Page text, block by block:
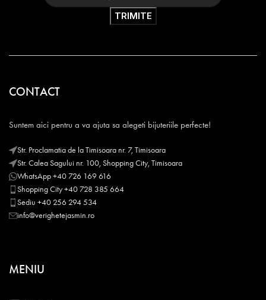
CONTACT
Suntem aici pentru a va ajuta sa alegeti bijuteriile perfecte!
Str. Proclamatia de la Timisoara nr. 7, Timisoara
Str. Calea Sagului nr. 100, Shopping City, Timisoara
WhatsApp +40 726 169 616
Shopping City +40 728 385 664
Sediu +40 256 294 534
info@verighetejasmin.ro
MENIU